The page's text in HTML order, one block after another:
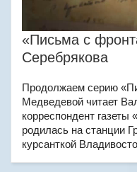
«Письма с
Серебрякова
Продолжаем серию
Медведевой читает
корреспондент
родилась на станции
курсанткой